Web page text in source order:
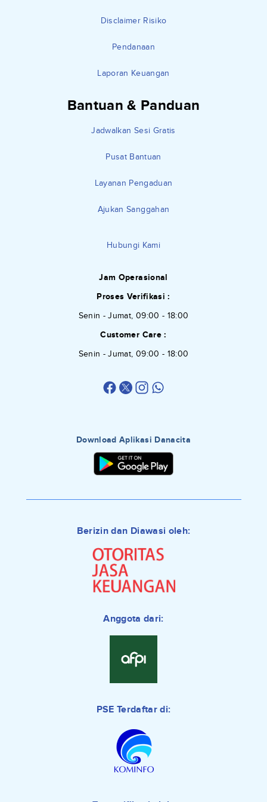
Disclaimer Risiko
Pendanaan
Laporan Keuangan
Bantuan & Panduan
Jadwalkan Sesi Gratis
Pusat Bantuan
Layanan Pengaduan
Ajukan Sanggahan
Hubungi Kami
Jam Operasional
Proses Verifikasi :
Senin - Jumat, 09:00 - 18:00
Customer Care :
Senin - Jumat, 09:00 - 18:00
Download Aplikasi Danacita
Berizin dan Diawasi oleh:
Anggota dari:
PSE Terdaftar di: